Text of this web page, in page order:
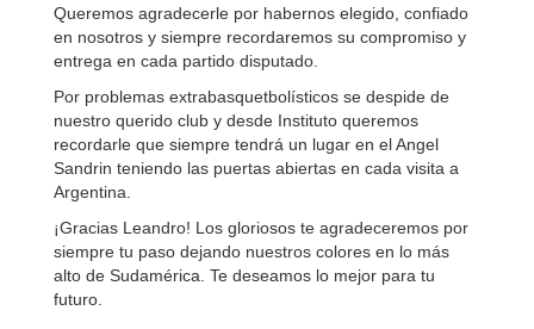
Queremos agradecerle por habernos elegido, confiado
en nosotros y siempre recordaremos su compromiso y
entrega en cada partido disputado.
Por problemas extrabasquetbolísticos se despide de
nuestro querido club y desde Instituto queremos
recordarle que siempre tendrá un lugar en el Angel
Sandrin teniendo las puertas abiertas en cada visita a
Argentina.
¡Gracias Leandro! Los gloriosos te agradeceremos por
siempre tu paso dejando nuestros colores en lo más
alto de Sudamérica. Te deseamos lo mejor para tu
futuro.